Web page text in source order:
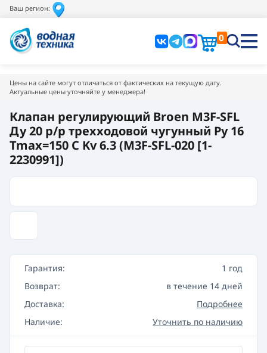
Ваш регион:
0
Цены на сайте могут отличаться от фактических на текущую дату.
Актуальные цены уточняйте у менеджера!
Клапан регулирующий Broen M3F-SFL
Ду 20 р/р трехходовой чугунный Pу 16
Tmax=150 C Kv 6.3 (M3F-SFL-020 [1-
2230991])
Гарантия:
1 год
Возврат:
в течение 14 дней
Доставка:
Подробнее
Наличие:
Уточнить по наличию